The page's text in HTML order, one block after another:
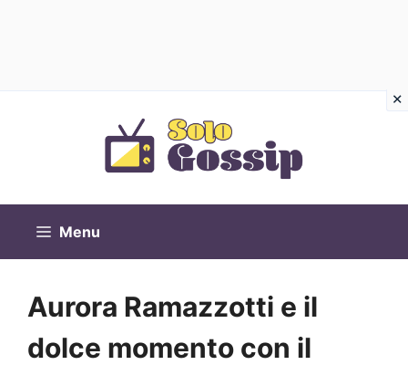
Menu
Aurora Ramazzotti e il
dolce momento con il